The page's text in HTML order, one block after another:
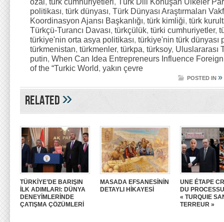
politikası, türk dünyası, Türk Dünyası Araştırmaları
Koordinasyon Ajansı Başkanlığı, türk kimliği, türk
Türkçü-Turancı Davası, türkçülük, türki cumhuriyetler,
türkiye'nin orta asya politikası, türkiye'nin türk dünyası
türkmenistan, türkmenler, türkpa, türksoy, Uluslararası
putin, When Can Idea Entrepreneurs Influence
of the “Turkic World, yakın çevre
POSTED IN »
Related»
TÜRKİYE’DE BARIŞIN
İLK ADIMLARI: DÜNYA
DENEYİMLERİNDE
ÇATIŞMA ÇÖZÜMLERİ
MASADA EFSANESİNİN
DETAYLI HİKAYESİ
UNE ÉTAPE
DU
« TURQUIE
TERREUR »